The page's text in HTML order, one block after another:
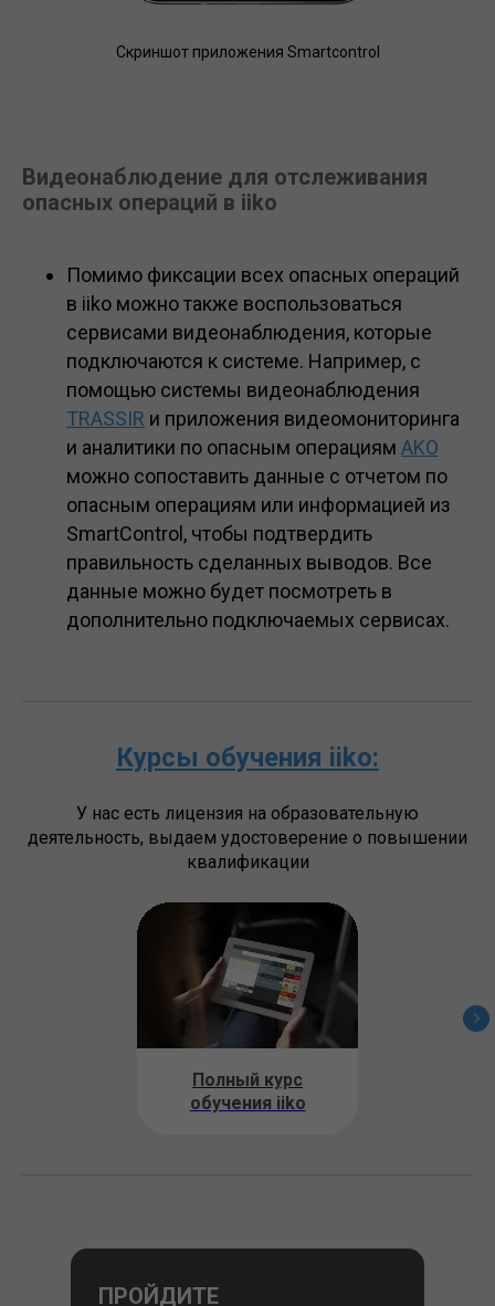
Скриншот приложения Smartcontrol
Видеонаблюдение для отслеживания
опасных операций в iiko
Помимо фиксации всех опасных операций
в iiko можно также воспользоваться
сервисами видеонаблюдения, которые
подключаются к системе. Например, с
помощью системы видеонаблюдения
TRASSIR и приложения видеомониторинга
и аналитики по опасным операциям AKO
можно сопоставить данные с отчетом по
опасным операциям или информацией из
SmartControl, чтобы подтвердить
правильность сделанных выводов. Все
данные можно будет посмотреть в
дополнительно подключаемых сервисах.
Курсы обучения iiko:
У нас есть лицензия на образовательную
деятельность, выдаем удостоверение о повышении
квалификации
Полный курс
обучения iiko
ПРОЙДИТЕ